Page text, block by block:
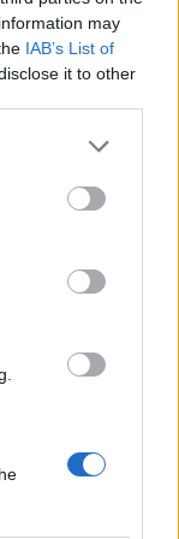
may
IAB’s List of
it to other
is